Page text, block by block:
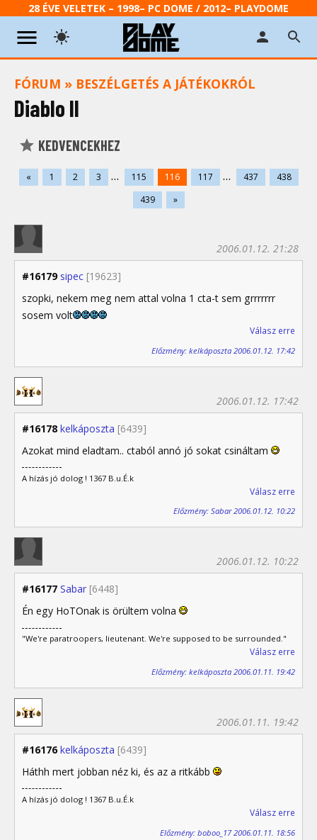
28 ÉVE VELETEK – 1998– PC DOME / 2012– PLAYDOME
FÓRUM » BESZÉLGETÉS A JÁTÉKOKRÓL
Diablo II
KEDVENCEKHEZ
« 1 2 3 ... 115 116 117 ... 437
438
439
»
#16179 sipec [19623]
2006.01.12. 21:28
szopki, nekem meg nem attal volna 1 cta-t sem grrrrrrr
sosem volt
Válasz erre
Előzmény: kelkáposzta 2006.01.12. 17:42
#16178 kelkáposzta [6439]
2006.01.12. 17:42
Azokat mind eladtam.. ctaból annó jó sokat csináltam
A hízás jó dolog ! 1367 B.u.É.k
Válasz erre
Előzmény: Sabar 2006.01.12. 10:22
#16177 Sabar [6448]
2006.01.12. 10:22
Én egy HoTOnak is örültem volna
"We're paratroopers, lieutenant. We're supposed to be surrounded."
Válasz erre
Előzmény: kelkáposzta 2006.01.11. 19:42
#16176 kelkáposzta [6439]
2006.01.11. 19:42
Háthh mert jobban néz ki, és az a ritkább
A hízás jó dolog ! 1367 B.u.É.k
Válasz erre
Előzmény: boboo_17 2006.01.11. 18:56